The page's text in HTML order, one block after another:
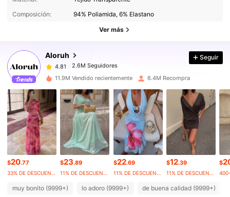
Composición:
94% Poliamida, 6% Elastano
Ver más
Aloruh
2.6M Seguidores
4.81
2.6M Seguidores
a***g
pagóHace 10 horas
4.81 2.6M Seguidores
4.81 2.6M Seguidores
4.81 2.6M Seguidores
4.81 2.6M Seguidores
Seguir
11.9M Vendido recientemente 6.4M Recompra
$20.77
33% DE DESCUENTO
$23.89
11% DE DESCUENTO
$22.69
11% DE DESCUENTO
$12.39
11% DE DESCUENTO
$
muy bonito (9999+) lo adoro (9999+) de buena calidad (9999+)